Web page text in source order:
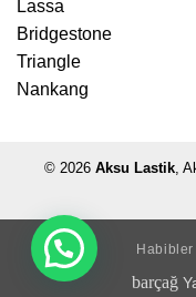
Lassa
Bridgestone
Triangle
Nankang
© 2026 Aksu Lastik,
barçağ